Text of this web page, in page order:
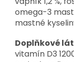
omega-3
mastné
Doplňkové
vitamín D3